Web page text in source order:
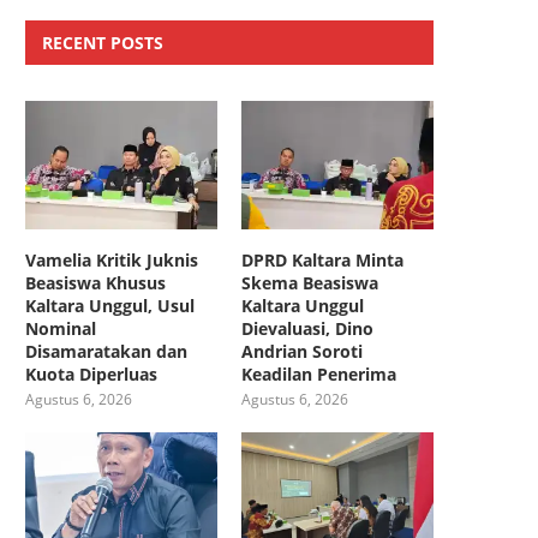
RECENT POSTS
Vamelia Kritik Juknis
Beasiswa Khusus
Kaltara Unggul, Usul
Nominal
Disamaratakan dan
Kuota Diperluas
Agustus 6, 2026
DPRD Kaltara Minta
Skema Beasiswa
Kaltara Unggul
Dievaluasi, Dino
Andrian Soroti
Keadilan Penerima
Agustus 6, 2026